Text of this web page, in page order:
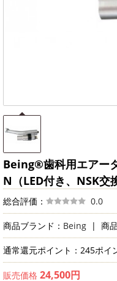
Being®歯科用エアー
N（LED付き、NSK交
総合評価： 0.0
商品ブランド： Being | 商
通常還元ポイント：245ポイ
販売価格 24,500円